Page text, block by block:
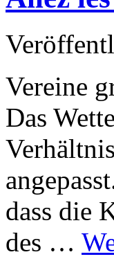
Vereine
Das
dass die
des …